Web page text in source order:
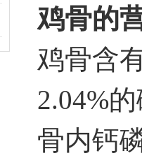
鸡骨的
鸡骨含
2.04%
骨内钙